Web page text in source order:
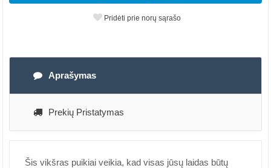
Pridėti prie norų sąrašo
Aprašymas
Prekių Pristatymas
Šis vikšras puikiai veikia, kad visas jūsų laidas būtų